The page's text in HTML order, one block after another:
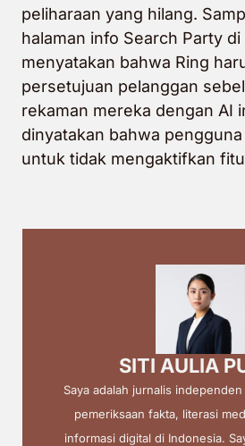
peliharaan yang hilang.
halaman info Search Party
menyatakan bahwa Ring
persetujuan pelanggan
rekaman mereka dengan AI
dinyatakan bahwa
untuk tidak mengaktifkan
SITI AULIA
Saya adalah jurnalis
pemeriksaan fakta, literasi
informasi digital di Indonesia.